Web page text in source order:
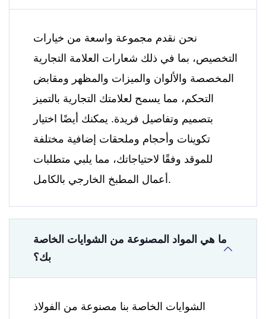
نحن نقدم مجموعة واسعة من خيارات
التخصيص، بما في ذلك شعارات العلامة التجارية
المخصصة والألوان والميزات والمظهر ومقابض
التحكم، مما يسمح لعلامتك التجارية بالتميز
بتصميم وتفاصيل فريدة. يمكنك أيضًا اختيار
تكوينات وأحجام وملحقات إضافية مختلفة
للموقد وفقًا لاحتياجاتك، مما يلبي متطلبات
أعمال المطبخ الخارجي بالكامل.
ما هي المواد المصنوعة من الشوايات الخاصة
بك؟
الشوايات الخاصة بنا مصنوعة من الفولاذ